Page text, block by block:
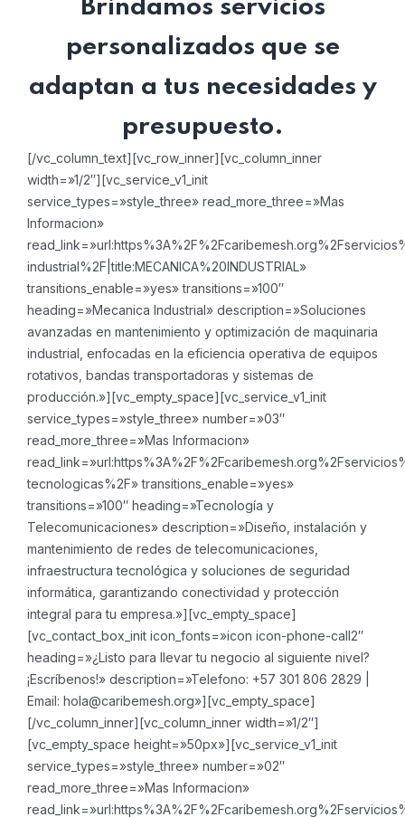
Brindamos servicios
personalizados que se
adaptan a tus necesidades y
presupuesto.
[/vc_column_text][vc_row_inner][vc_column_inner
width=»1/2″][vc_service_v1_init
service_types=»style_three» read_more_three=»Mas
Informacion»
industrial%2F|title:MECANICA%20INDUSTRIAL»
transitions_enable=»yes» transitions=»100″
heading=»Mecanica Industrial» description=»Soluciones
avanzadas en mantenimiento y optimización de maquinaria
industrial, enfocadas en la eficiencia operativa de equipos
rotativos, bandas transportadoras y sistemas de
producción.»][vc_empty_space][vc_service_v1_init
service_types=»style_three» number=»03″
read_more_three=»Mas Informacion»
tecnologicas%2F» transitions_enable=»yes»
transitions=»100″ heading=»Tecnología y
Telecomunicaciones» description=»Diseño, instalación y
mantenimiento de redes de telecomunicaciones,
infraestructura tecnológica y soluciones de seguridad
informática, garantizando conectividad y protección
integral para tu empresa.»][vc_empty_space]
[vc_contact_box_init icon_fonts=»icon icon-phone-call2″
heading=»¿Listo para llevar tu negocio al siguiente nivel?
¡Escríbenos!» description=»Telefono: +57 301 806 2829 |
Email: hola@caribemesh.org»][vc_empty_space]
[/vc_column_inner][vc_column_inner width=»1/2″]
[vc_empty_space height=»50px»][vc_service_v1_init
service_types=»style_three» number=»02″
read_more_three=»Mas Informacion»